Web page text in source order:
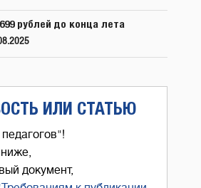
рублей до конца лета
ИЛИ СТАТЬЮ
документ,